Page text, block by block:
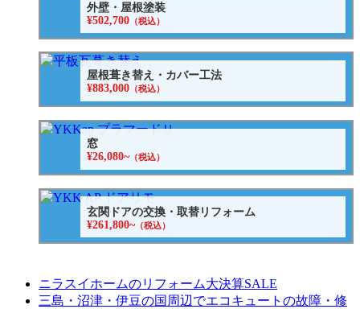
外壁・屋根塗装
¥502,700 （税込）
屋根葺き替え・カバー工法
¥883,000 （税込）
窓
¥26,080~（税込）
玄関ドアの交換・取替リフォーム
¥261,800~（税込）
ニラスイホームのリフォーム大決算SALE
三島・沼津・伊豆の国周辺でエコキュートの故障・修